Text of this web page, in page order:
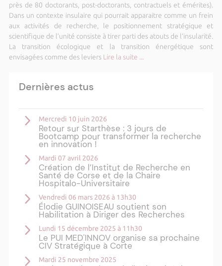
près de 80 doctorants, post-doctorants, contractuels et émérites).
Dans un contexte insulaire qui pourrait apparaitre comme un frein
aux activités de recherche, le positionnement stratégique et
scientifique de l’unité consiste à tirer parti des atouts de l’insularité.
La transition écologique et la transition énergétique sont
envisagées comme des leviers Lire la suite ...
Dernières actus
Mercredi 10 juin 2026
Retour sur Starthèse : 3 jours de
Bootcamp pour transformer la recherche
en innovation !
Mardi 07 avril 2026
Création de l’Institut de Recherche en
Santé de Corse et de la Chaire
Hospitalo-Universitaire
Vendredi 06 mars 2026 à 13h30
Élodie GUINOISEAU soutient son
Habilitation à Diriger des Recherches
Lundi 15 décembre 2025 à 11h30
Le PUI MED'INNOV organise sa prochaine
CIV Stratégique à Corte
Mardi 25 novembre 2025